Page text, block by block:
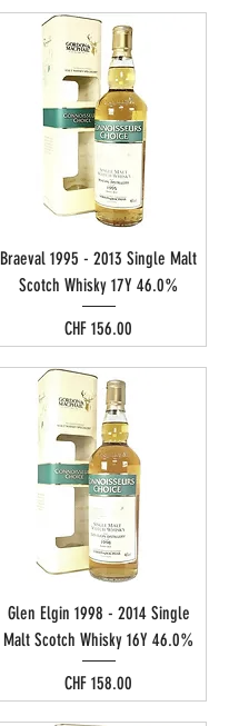
Braeval 1995 - 2013 Single Malt
Scotch Whisky 17Y 46.0%
Preis
CHF 156.00
Glen Elgin 1998 - 2014 Single
Malt Scotch Whisky 16Y 46.0%
Preis
CHF 158.00